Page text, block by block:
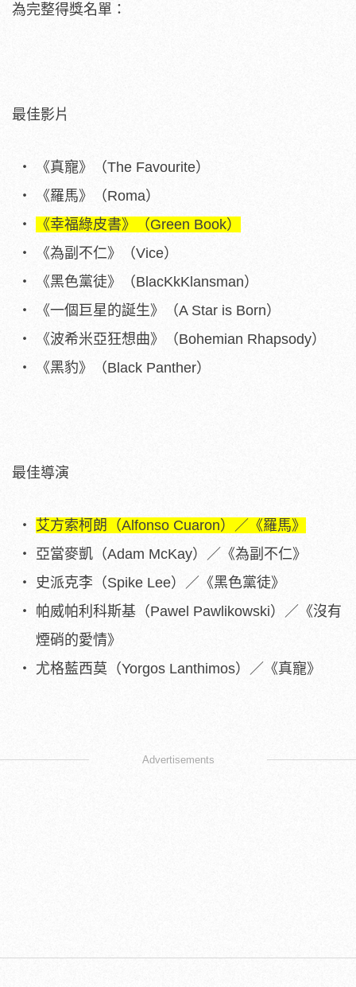
為完整得獎名單：
最佳影片
《真寵》（The Favourite）
《羅馬》（Roma）
《幸福綠皮書》（Green Book）
《為副不仁》（Vice）
《黑色黨徒》（BlacKkKlansman）
《一個巨星的誕生》（A Star is Born）
《波希米亞狂想曲》（Bohemian Rhapsody）
《黑豹》（Black Panther）
最佳導演
艾方索柯朗（Alfonso Cuaron）／《羅馬》
亞當麥凱（Adam McKay）／《為副不仁》
史派克李（Spike Lee）／《黑色黨徒》
帕威帕利科斯基（Pawel Pawlikowski）／《沒有
煙硝的愛情》
尤格藍西莫（Yorgos Lanthimos）／《真寵》
Advertisements